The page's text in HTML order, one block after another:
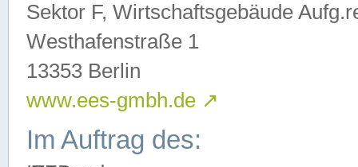
Sektor F, Wirtschaftsgebäude
Westhafenstraße 1
13353 Berlin
www.ees-gmbh.de ↗
Im Auftrag des: